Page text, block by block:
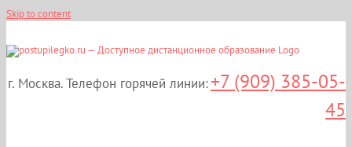
Skip to content
г. Москва. Телефон горячей линии:+7 (909) 385-05-
45